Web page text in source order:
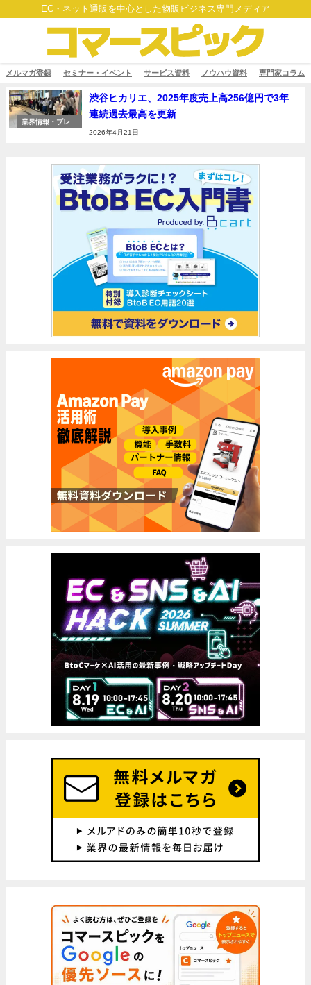
EC・ネット通販を中心とした物販ビジネス専門メディア
メルマガ登録 セミナー・イベント サービス資料 ノウハウ資料 専門家コラム
業界情報・プレス
渋谷ヒカリエ、2025年度売上高256億円で3年
連続過去最高を更新
2026年4月21日